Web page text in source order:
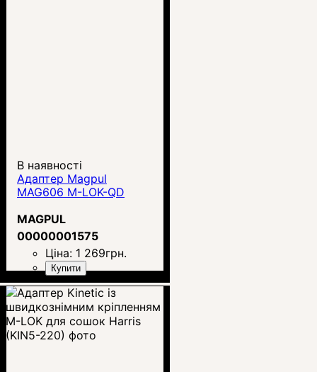
В наявності
Адаптер Magpul
MAG606 M-LOK-QD
MAGPUL
00000001575
Ціна: 1 269грн.
Купити